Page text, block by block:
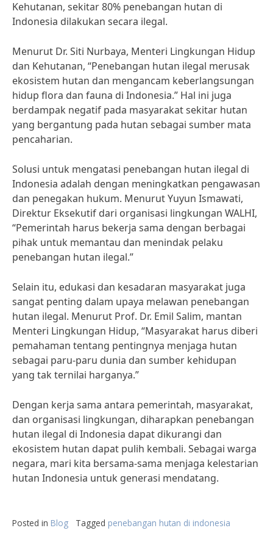
Kehutanan, sekitar 80% penebangan hutan di
Indonesia dilakukan secara ilegal.
Menurut Dr. Siti Nurbaya, Menteri Lingkungan Hidup
dan Kehutanan, “Penebangan hutan ilegal merusak
ekosistem hutan dan mengancam keberlangsungan
hidup flora dan fauna di Indonesia.” Hal ini juga
berdampak negatif pada masyarakat sekitar hutan
yang bergantung pada hutan sebagai sumber mata
pencaharian.
Solusi untuk mengatasi penebangan hutan ilegal di
Indonesia adalah dengan meningkatkan pengawasan
dan penegakan hukum. Menurut Yuyun Ismawati,
Direktur Eksekutif dari organisasi lingkungan WALHI,
“Pemerintah harus bekerja sama dengan berbagai
pihak untuk memantau dan menindak pelaku
penebangan hutan ilegal.”
Selain itu, edukasi dan kesadaran masyarakat juga
sangat penting dalam upaya melawan penebangan
hutan ilegal. Menurut Prof. Dr. Emil Salim, mantan
Menteri Lingkungan Hidup, “Masyarakat harus diberi
pemahaman tentang pentingnya menjaga hutan
sebagai paru-paru dunia dan sumber kehidupan
yang tak ternilai harganya.”
Dengan kerja sama antara pemerintah, masyarakat,
dan organisasi lingkungan, diharapkan penebangan
hutan ilegal di Indonesia dapat dikurangi dan
ekosistem hutan dapat pulih kembali. Sebagai warga
negara, mari kita bersama-sama menjaga kelestarian
hutan Indonesia untuk generasi mendatang.
Posted in Blog Tagged penebangan hutan di indonesia